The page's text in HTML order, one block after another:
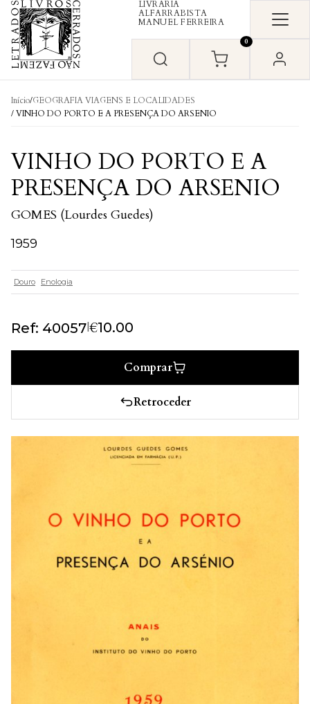
Skip to content
LIVRARIA
ALFARRABISTA
MANUEL FERREIRA
0
Início/GEOGRAFIA VIAGENS E LOCALIDADES
/ VINHO DO PORTO E A PRESENÇA DO ARSENIO
VINHO DO PORTO E A
PRESENÇA DO ARSENIO
GOMES (Lourdes Guedes)
1959
Douro Enologia
Ref: 40057|€10.00
Comprar
Retroceder